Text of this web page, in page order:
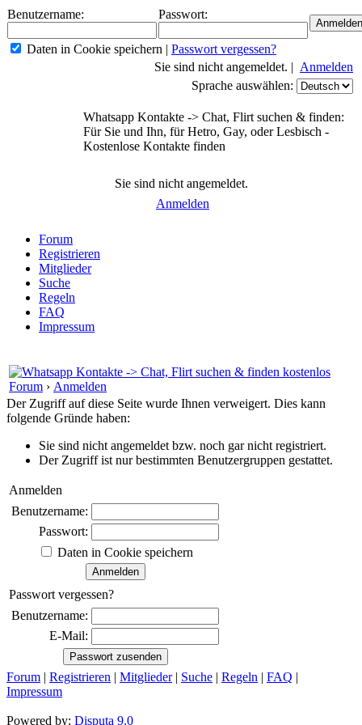
Benutzername: Passwort:
Daten in Cookie speichern | Passwort vergessen?
Sie sind nicht angemeldet. | Anmelden
Sprache auswählen:
Whatsapp Kontakte -> Chat, Flirt suchen & finden:
Für Sie und Ihn, für Hetro, Gay, oder Lesbisch -
Kostenlose Kontakte finden
Sie sind nicht angemeldet.
Anmelden
Forum
Registrieren
Mitglieder
Suche
Regeln
FAQ
Impressum
Forum › Anmelden
Der Zugriff auf diese Seite wurde Ihnen verweigert. Dies kann
folgende Gründe haben:
Sie sind nicht angemeldet bzw. noch gar nicht registriert.
Der Zugriff ist nur bestimmten Benutzergruppen gestattet.
Anmelden
Benutzername:
Passwort:
Daten in Cookie speichern
Passwort vergessen?
Benutzername:
E-Mail:
Forum | Registrieren | Mitglieder| Suche | Regeln | FAQ |
Impressum
Powered by: Disputa 9.0